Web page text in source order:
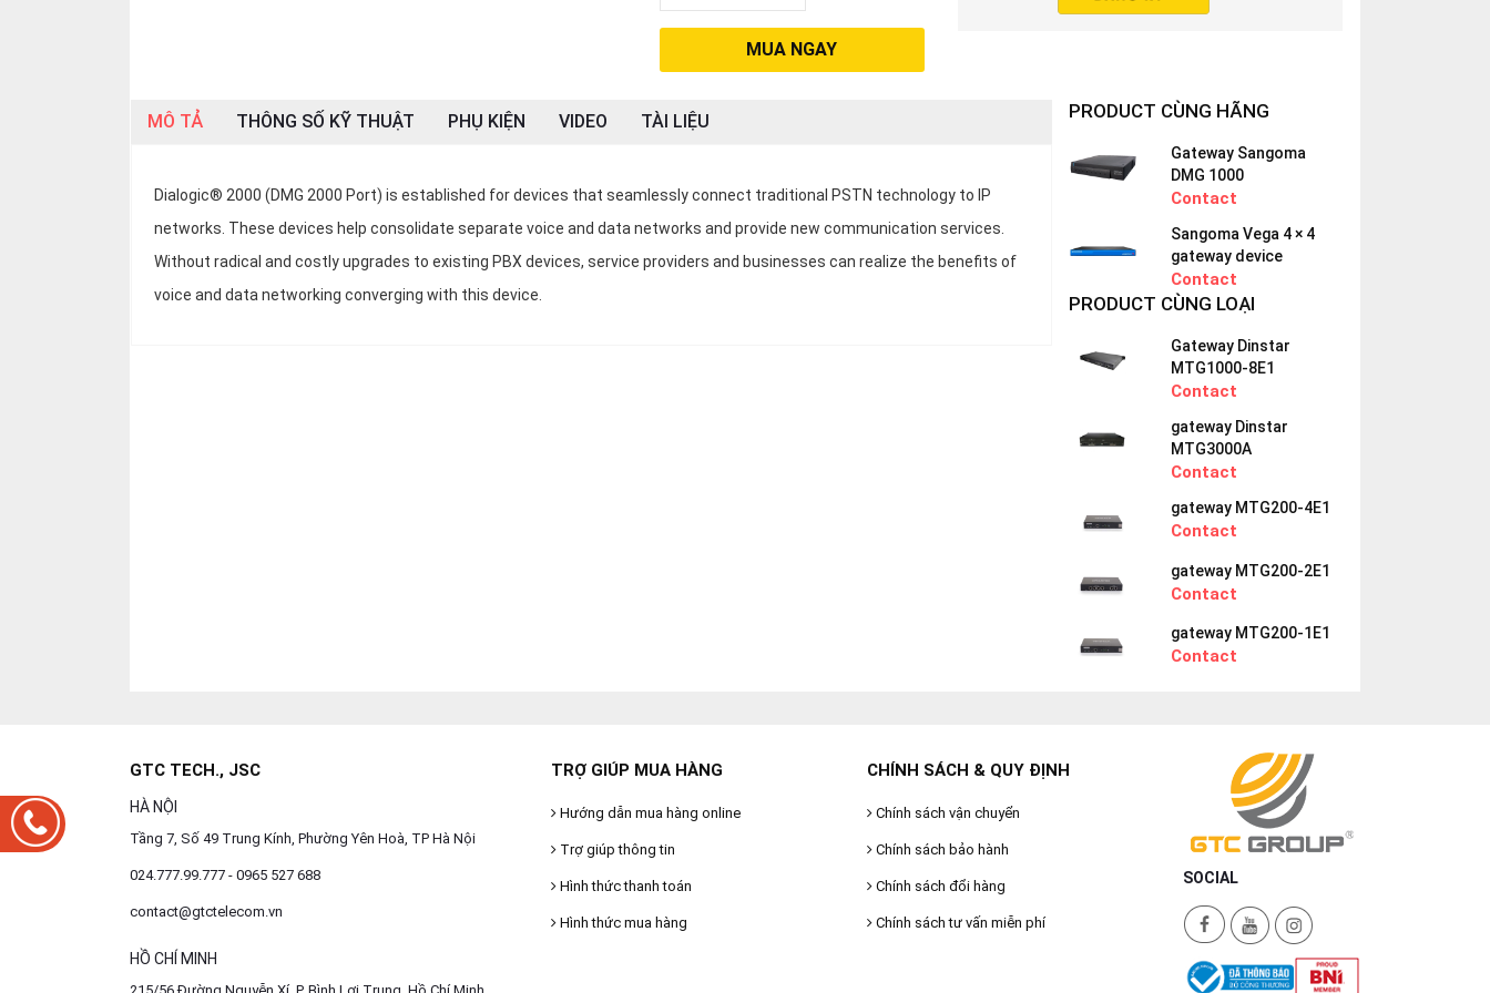
MUA NGAY
MÔ TẢ THÔNG SỐ KỸ THUẬT PHỤ KIỆN VIDEO TÀI LIỆU
Dialogic® 2000 (DMG 2000 Port) is established for devices that seamlessly connect traditional PSTN technology to IP
networks. These devices help consolidate separate voice and data networks and provide new communication services.
Without radical and costly upgrades to existing PBX devices, service providers and businesses can realize the benefits of
voice and data networking converging with this device.
PRODUCT CÙNG HÃNG
Gateway Sangoma
DMG 1000
Contact
Sangoma Vega 4 × 4
gateway device
Contact
PRODUCT CÙNG LOẠI
Gateway Dinstar
MTG1000-8E1
Contact
gateway Dinstar
MTG3000A
Contact
gateway MTG200-4E1
Contact
gateway MTG200-2E1
Contact
gateway MTG200-1E1
Contact
GTC TECH., JSC
HÀ NỘI
Tầng 7, Số 49 Trung Kính, Phường Yên Hoà, TP Hà Nội
024.777.99.777 - 0965 527 688
contact@gtctelecom.vn
HỒ CHÍ MINH
TRỢ GIÚP MUA HÀNG
Hướng dẫn mua hàng online
Trợ giúp thông tin
Hình thức thanh toán
Hình thức mua hàng
CHÍNH SÁCH & QUY ĐỊNH
Chính sách vận chuyển
Chính sách bảo hành
Chính sách đổi hàng
Chính sách tư vấn miễn phí
SOCIAL